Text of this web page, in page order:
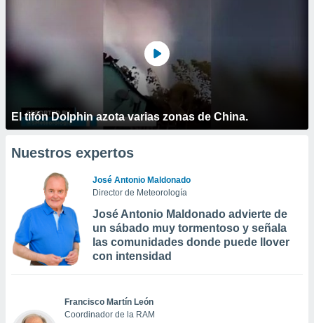
El tifón Dolphin azota varias zonas de China.
Nuestros expertos
José Antonio Maldonado
Director de Meteorología
José Antonio Maldonado advierte de
un sábado muy tormentoso y señala
las comunidades donde puede llover
con intensidad
Francisco Martín León
Coordinador de la RAM